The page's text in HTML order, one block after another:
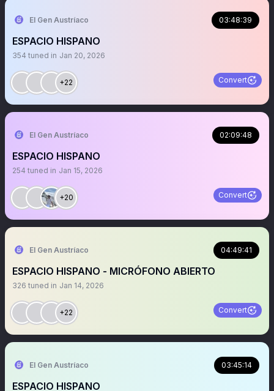
El Gen Austríaco 03:48:39
ESPACIO HISPANO
354 tuned in Jan 20, 2026
+22 Convert
El Gen Austríaco 02:09:48
ESPACIO HISPANO
254 tuned in Jan 15, 2026
+20 Convert
El Gen Austríaco 04:49:41
ESPACIO HISPANO - MICRÓFONO ABIERTO
326 tuned in Jan 14, 2026
+22 Convert
El Gen Austríaco 03:45:14
ESPACIO HISPANO